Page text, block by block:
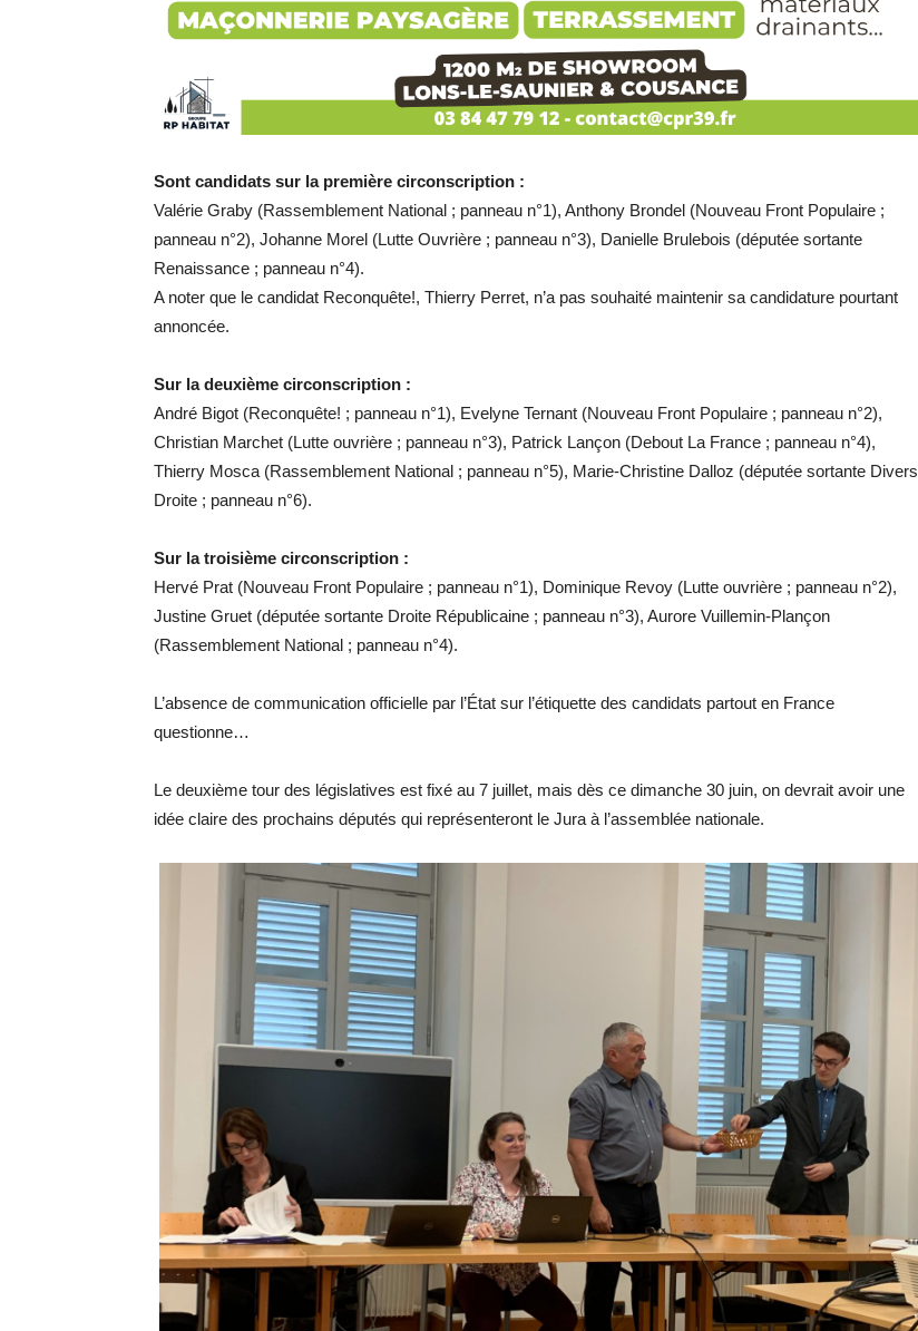
Sont candidats sur la première circonscription :
Valérie Graby (Rassemblement National ; panneau n°1), Anthony Brondel (Nouveau Front Populaire ;
panneau n°2), Johanne Morel (Lutte Ouvrière ; panneau n°3), Danielle Brulebois (députée sortante
Renaissance ; panneau n°4).
A noter que le candidat Reconquête!, Thierry Perret, n’a pas souhaité maintenir sa candidature pourtant
annoncée.
Sur la deuxième circonscription :
André Bigot (Reconquête! ; panneau n°1), Evelyne Ternant (Nouveau Front Populaire ; panneau n°2),
Christian Marchet (Lutte ouvrière ; panneau n°3), Patrick Lançon (Debout La France ; panneau n°4),
Thierry Mosca (Rassemblement National ; panneau n°5), Marie-Christine Dalloz (députée sortante Divers
Droite ; panneau n°6).
Sur la troisième circonscription :
Hervé Prat (Nouveau Front Populaire ; panneau n°1), Dominique Revoy (Lutte ouvrière ; panneau n°2),
Justine Gruet (députée sortante Droite Républicaine ; panneau n°3), Aurore Vuillemin-Plançon
(Rassemblement National ; panneau n°4).
L’absence de communication officielle par l’État sur l’étiquette des candidats partout en France
questionne…
Le deuxième tour des législatives est fixé au 7 juillet, mais dès ce dimanche 30 juin, on devrait avoir une
idée claire des prochains députés qui représenteront le Jura à l’assemblée nationale.